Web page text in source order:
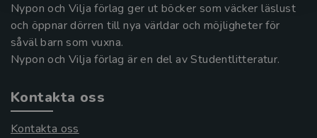
Nypon och Vilja förlag ger ut böcker som väcker läslust
och öppnar dörren till nya världar och möjligheter för
såväl barn som vuxna.
Nypon och Vilja förlag är en del av Studentlitteratur.
Kontakta oss
Kontakta oss